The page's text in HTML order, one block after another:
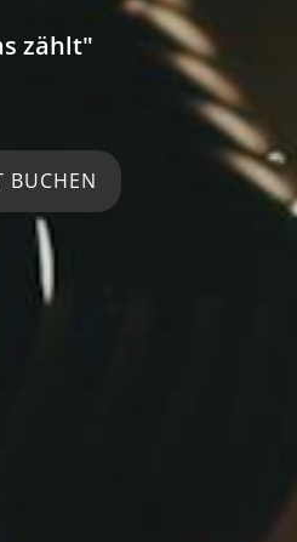
zählt"
BUCHEN